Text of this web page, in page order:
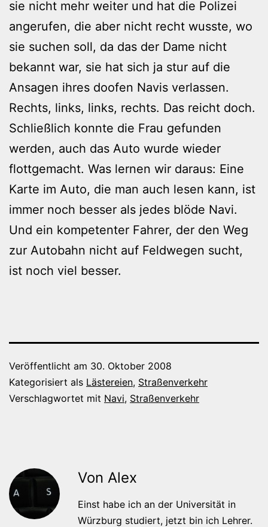
sie nicht mehr weiter und hat die Polizei
angerufen, die aber nicht recht wusste, wo
sie suchen soll, da das der Dame nicht
bekannt war, sie hat sich ja stur auf die
Ansagen ihres doofen Navis verlassen.
Rechts, links, links, rechts. Das reicht doch.
Schließlich konnte die Frau gefunden
werden, auch das Auto wurde wieder
flottgemacht. Was lernen wir daraus: Eine
Karte im Auto, die man auch lesen kann, ist
immer noch besser als jedes blöde Navi.
Und ein kompetenter Fahrer, der den Weg
zur Autobahn nicht auf Feldwegen sucht,
ist noch viel besser.
Veröffentlicht am 30. Oktober 2008
Kategorisiert als Lästereien, Straßenverkehr
Verschlagwortet mit Navi, Straßenverkehr
Von Alex
Einst habe ich an der Universität in
Würzburg studiert, jetzt bin ich Lehrer.